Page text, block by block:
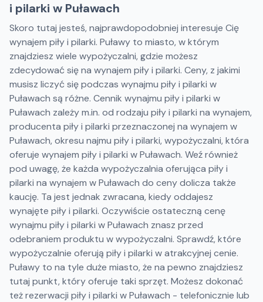
i pilarki w Puławach
Skoro tutaj jesteś, najprawdopodobniej interesuje Cię
wynajem piły i pilarki. Puławy to miasto, w którym
znajdziesz wiele wypożyczalni, gdzie możesz
zdecydować się na wynajem piły i pilarki. Ceny, z jakimi
musisz liczyć się podczas wynajmu piły i pilarki w
Puławach są różne. Cennik wynajmu piły i pilarki w
Puławach zależy m.in. od rodzaju piły i pilarki na wynajem,
producenta piły i pilarki przeznaczonej na wynajem w
Puławach, okresu najmu piły i pilarki, wypożyczalni, która
oferuje wynajem piły i pilarki w Puławach. Weź również
pod uwagę, że każda wypożyczalnia oferująca piły i
pilarki na wynajem w Puławach do ceny dolicza także
kaucję. Ta jest jednak zwracana, kiedy oddajesz
wynajęte piły i pilarki. Oczywiście ostateczną cenę
wynajmu piły i pilarki w Puławach znasz przed
odebraniem produktu w wypożyczalni. Sprawdź, które
wypożyczalnie oferują piły i pilarki w atrakcyjnej cenie.
Puławy to na tyle duże miasto, że na pewno znajdziesz
tutaj punkt, który oferuje taki sprzęt. Możesz dokonać
też rezerwacji piły i pilarki w Puławach - telefonicznie lub